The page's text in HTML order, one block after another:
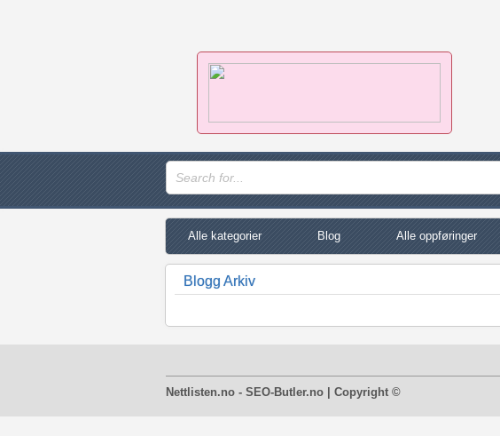
Alle kategorier Blog Alle oppføringer
Blogg Arkiv
Nettlisten.no - SEO-Butler.no | Copyright ©